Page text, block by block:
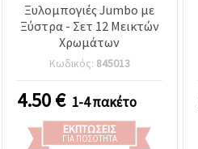
Ξυλομπογιές Jumbo με
Ξύστρα - Σετ 12 Μεικτών
Χρωμάτων
Κωδικός: 845013
4.50€ 1-4 πακέτο
ΕΚΠΤΏΣΕΙΣ
ΓΙΑ ΠΟΣΌΤΗΤΑ